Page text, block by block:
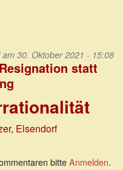
am 30. Oktober 2021 - 15:08
statt
, Elsendorf
bitteAnmelden.